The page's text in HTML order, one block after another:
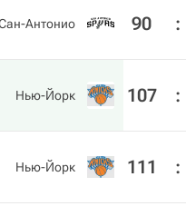
Антонио 90 :
Нью-Йорк 107 :
Нью-Йорк 111 :